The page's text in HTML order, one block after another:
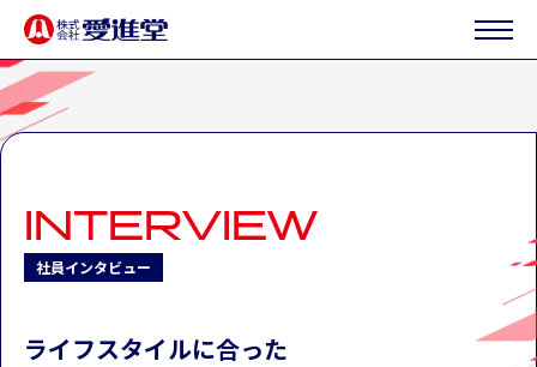
INTERVIEW
社員インタビュー
ライフスタイルに合った